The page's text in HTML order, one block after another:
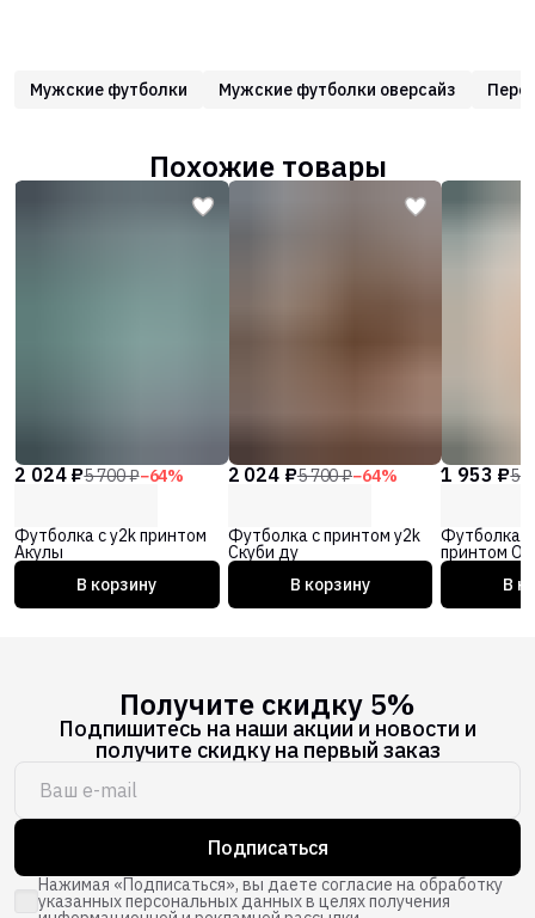
Мужские футболки Мужские футболки оверсайз
Похожие товары
2 024 ₽5 700 ₽−64%
Футболка с y2k принтом
Акулы
В корзину
2 024 ₽5 700 ₽−64%
Футболка с принтом y2k
Скуби ду
В корзину
1 953 ₽5
Футболка
принтом
В
Получите скидку 5%
Подпишитесь на наши акции и новости и
получите скидку на первый заказ
Подписаться
Нажимая «Подписаться», вы даете согласие на обработку
указанных персональных данных в целях получения